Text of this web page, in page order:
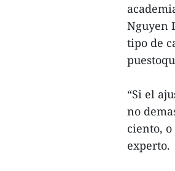
Nguyen
tipo de
“Si el
no
ciento,
experto.